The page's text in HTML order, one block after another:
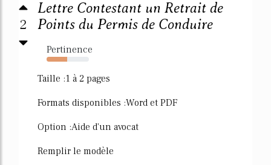
2
Lettre Contestant un Retrait de
Points du Permis de Conduire
Pertinence
49%
Taille :1 à 2 pages
Formats disponibles :Word et PDF
Option :Aide d'un avocat
Remplir le modèle